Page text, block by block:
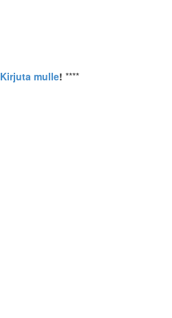
Kirjuta mulle! ****